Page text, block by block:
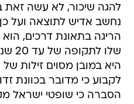
להגה שיכור, לא עשה זאת
נחשב אדיש לתוצאה ועל
הריגה בתאונת דרכים,
שלו
היא במובן מסוים זילות
לקבוע כי מדובר בכוונת
הסברה כי שופטי ישראל